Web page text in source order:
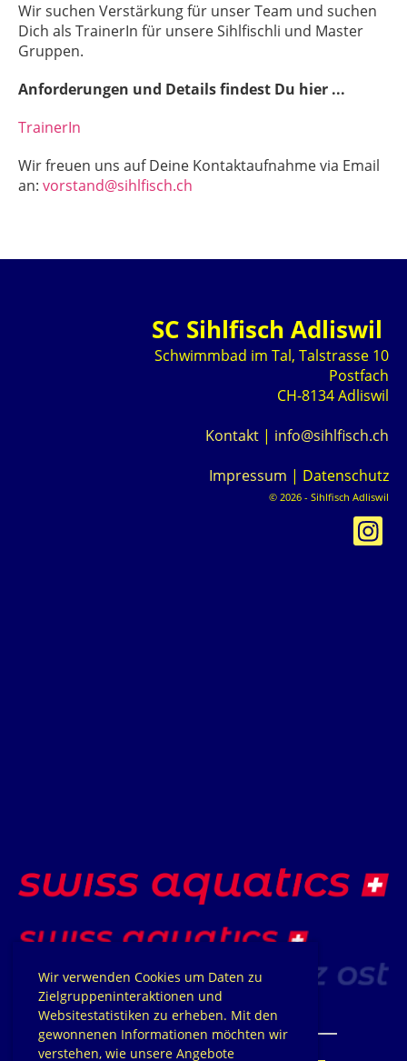
Wir verwenden Cookies um Daten zu
Zielgruppeninteraktionen und
Websitestatistiken zu erheben. Mit den
gewonnenen Informationen möchten wir
verstehen, wie unsere Angebote
Wir suchen Verstärkung für unser Team und suchen
Dich als TrainerIn für unsere Sihlfischli und Master
Gruppen.
Anforderungen und Details findest Du hier ...
TrainerIn
Wir freuen uns auf Deine Kontaktaufnahme via Email
an: vorstand@sihlfisch.ch
SC Sihlfisch Adliswil
Schwimmbad im Tal, Talstrasse 10
Postfach
CH-8134 Adliswil
Kontakt | info@sihlfisch.ch
Impressum | Datenschutz
© 2026 - Sihlfisch Adliswil